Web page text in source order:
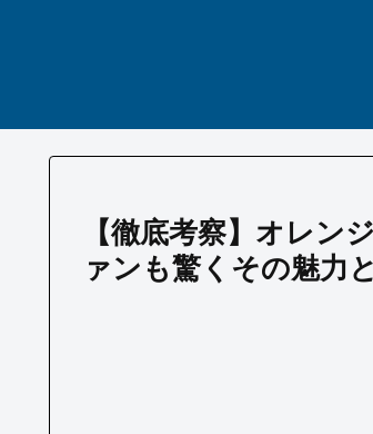
【徹底考察】オレン
ァンも驚くその魅力